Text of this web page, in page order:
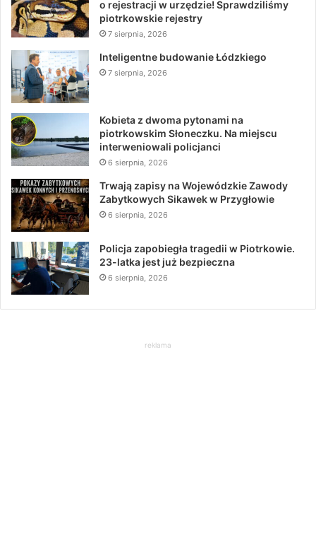
o rejestracji w urzędzie! Sprawdziliśmy
piotrkowskie rejestry
7 sierpnia, 2026
Inteligentne budowanie Łódzkiego
7 sierpnia, 2026
Kobieta z dwoma pytonami na
piotrkowskim Słoneczku. Na miejscu
interweniowali policjanci
6 sierpnia, 2026
Trwają zapisy na Wojewódzkie Zawody
Zabytkowych Sikawek w Przygłowie
6 sierpnia, 2026
Policja zapobiegła tragedii w Piotrkowie.
23-latka jest już bezpieczna
6 sierpnia, 2026
reklama